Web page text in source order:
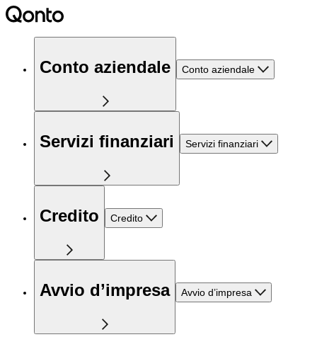
Conto aziendale Conto aziendale
Servizi finanziari Servizi finanziari
Credito Credito
Avvio d’impresa Avvio d’impresa